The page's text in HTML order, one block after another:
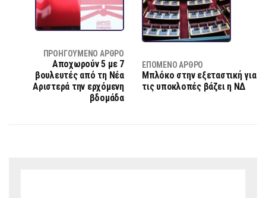
ΠΡΟΗΓΟΎΜΕΝΟ ΆΡΘΡΟ
Αποχωρούν 5 με 7
βουλευτές από τη Νέα
Αριστερά την ερχόμενη
βδομάδα
ΕΠΌΜΕΝΟ ΆΡΘΡΟ
Μπλόκο στην εξεταστική για
τις υποκλοπές βάζει η ΝΔ